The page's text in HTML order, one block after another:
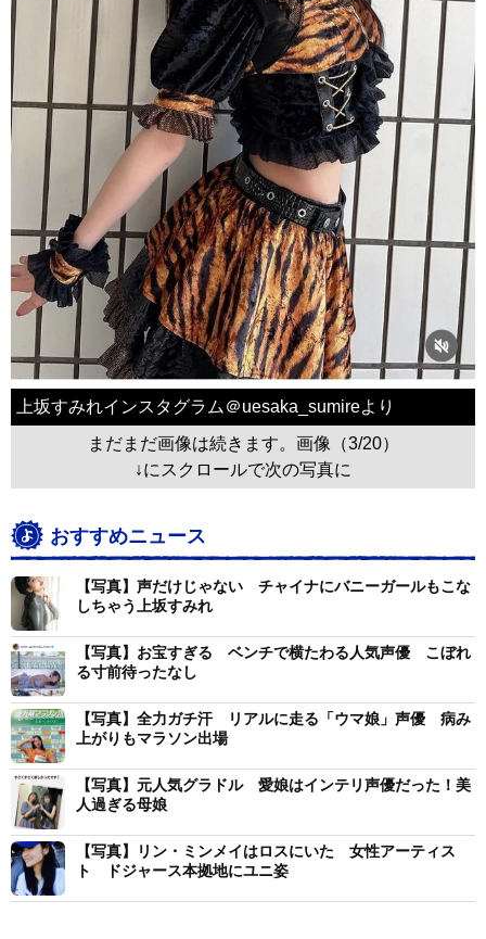
上坂すみれインスタグラム＠uesaka_sumireより
まだまだ画像は続きます。画像（3/20）
↓にスクロールで次の写真に
おすすめニュース
【写真】声だけじゃない チャイナにバニーガールもこな
しちゃう上坂すみれ
【写真】お宝すぎる ベンチで横たわる人気声優 こぼれ
る寸前待ったなし
【写真】全力ガチ汗 リアルに走る「ウマ娘」声優 病み
上がりもマラソン出場
【写真】元人気グラドル 愛娘はインテリ声優だった！美
人過ぎる母娘
【写真】リン・ミンメイはロスにいた 女性アーティス
ト ドジャース本拠地にユニ姿